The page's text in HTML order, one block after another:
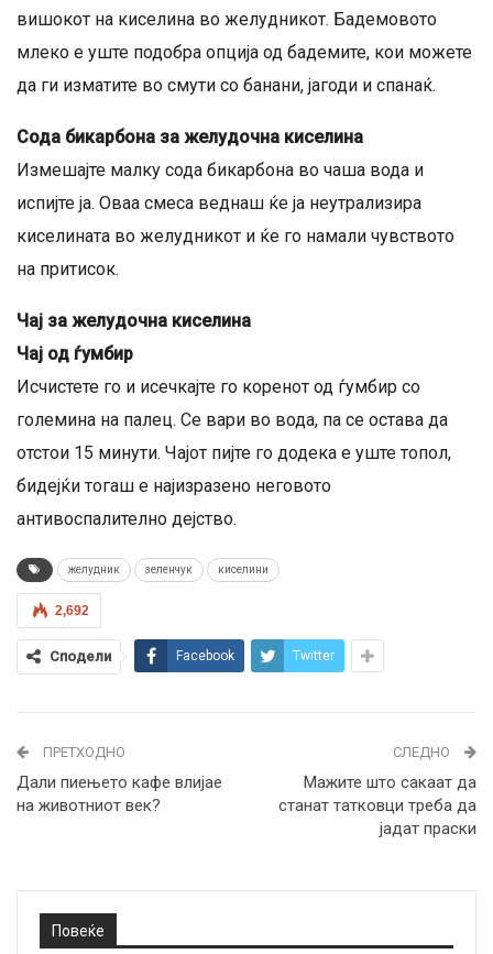
вишокот на киселина во желудникот. Бадемовото
млеко е уште подобра опција од бадемите, кои можете
да ги изматите во смути со банани, јагоди и спанаќ.
Сода бикарбона за желудочна киселина
Измешајте малку сода бикарбона во чаша вода и
испијте ја. Оваа смеса веднаш ќе ја неутрализира
киселината во желудникот и ќе го намали чувството
на притисок.
Чај за желудочна киселина
Чај од ѓумбир
Исчистете го и исечкајте го коренот од ѓумбир со
големина на палец. Се вари во вода, па се остава да
отстои 15 минути. Чајот пијте го додека е уште топол,
бидејќи тогаш е најизразено неговото
антивоспалително дејство.
желудник зеленчук киселини
2,692
Сподели Facebook Twitter
ПРЕТХОДНО
Дали пиењето кафе влијае
на животниот век?
СЛЕДНО
Мажите што сакаат да
станат татковци треба да
јадат праски
Повеќе